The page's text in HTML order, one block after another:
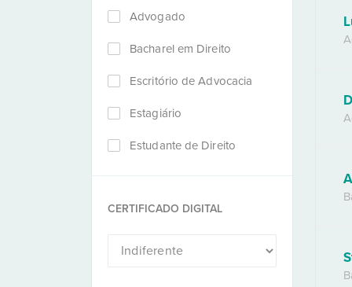
Advogado
Bacharel em Direito
Escritório de Advocacia
Estagiário
Estudante de Direito
CERTIFICADO DIGITAL